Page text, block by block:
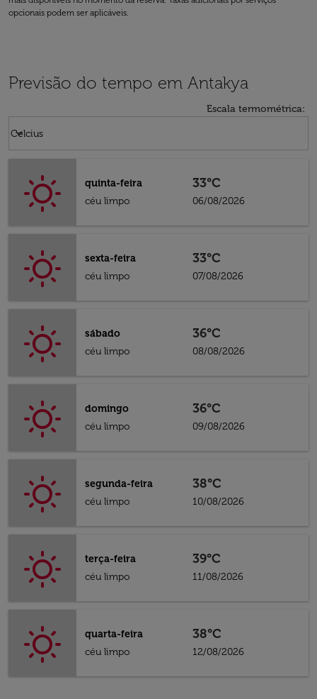
opcionais podem ser aplicáveis.
Previsão do tempo em Antakya
Escala termométrica:
Celcius
keyboard_arrow_down
quinta-feira
céu limpo
33°C
06/08/2026
sexta-feira
céu limpo
33°C
07/08/2026
sábado
céu limpo
36°C
08/08/2026
domingo
céu limpo
36°C
09/08/2026
segunda-feira
céu limpo
38°C
10/08/2026
terça-feira
céu limpo
39°C
11/08/2026
quarta-feira
céu limpo
38°C
12/08/2026